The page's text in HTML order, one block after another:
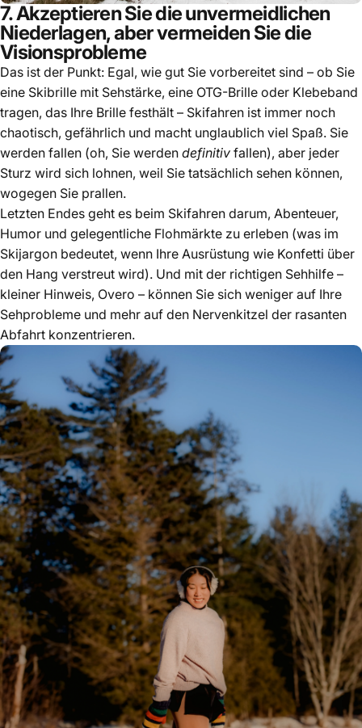
7. Akzeptieren Sie die unvermeidlichen
Niederlagen, aber vermeiden Sie die
Visionsprobleme
Das ist der Punkt: Egal, wie gut Sie vorbereitet sind – ob Sie
eine Skibrille mit Sehstärke, eine OTG-Brille oder Klebeband
tragen, das Ihre Brille festhält – Skifahren ist immer noch
chaotisch, gefährlich und macht unglaublich viel Spaß. Sie
werden fallen (oh, Sie werden definitiv fallen), aber jeder
Sturz wird sich lohnen, weil Sie tatsächlich sehen können,
wogegen Sie prallen.
Letzten Endes geht es beim Skifahren darum, Abenteuer,
Humor und gelegentliche Flohmärkte zu erleben (was im
Skijargon bedeutet, wenn Ihre Ausrüstung wie Konfetti über
den Hang verstreut wird). Und mit der richtigen Sehhilfe –
kleiner Hinweis, Overo – können Sie sich weniger auf Ihre
Sehprobleme und mehr auf den Nervenkitzel der rasanten
Abfahrt konzentrieren.